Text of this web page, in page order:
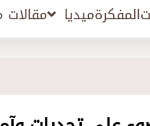
المفكرةميديا مقالات